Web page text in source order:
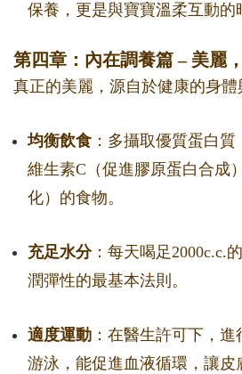
保養，更是與寶寶溫柔互動的
第四章：內在調養篇 – 美麗
真正的美麗，源自於健康的身體
均衡飲食 ：多攝取優質蛋白質
維生素C（促進膠原蛋白合成
化）的食物。
充足水分：每天喝足2000c.c.
潤彈性的最基本法則。
適度運動 ：在醫生許可下，
游泳，能促進血液循環，讓